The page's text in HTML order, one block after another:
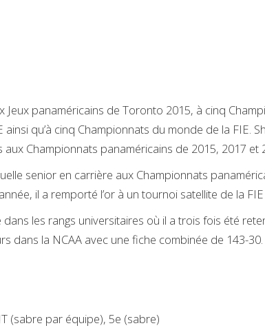
Jeux panaméricains de Toronto 2015, à cinq
qu’à cinq Championnats du monde de la FIE.
aux Championnats panaméricains de 2015, 2017 et
senior en carrière aux Championnats
il a remporté l’or à un tournoi satellite de la
les rangs universitaires où il a trois fois été
dans la NCAA avec une fiche combinée de 143-30.
(sabre par équipe), 5e (sabre)